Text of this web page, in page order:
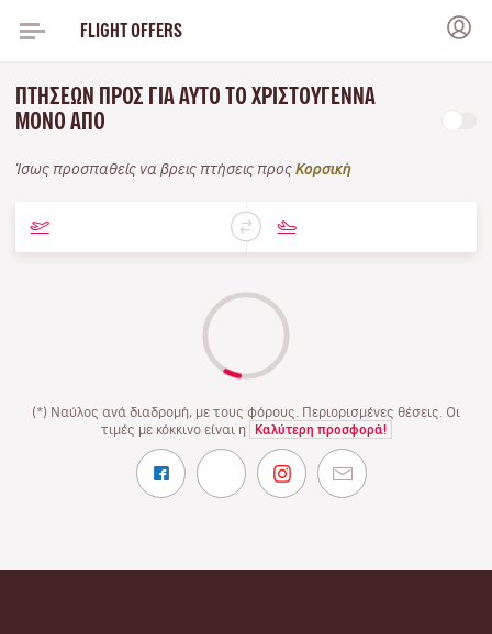
FLIGHT OFFERS
ΠΤΉΣΕΩΝ ΠΡΟΣ ΓΙΑ ΑΥΤΌ ΤΟ ΧΡΙΣΤΟΎΓΕΝΝΑ
ΜΌΝΟ ΑΠΌ
Ίσως προσπαθείς να βρεις πτήσεις προς Κορσική
(*) Ναύλος ανά διαδρομή, με τους φόρους. Περιορισμένες θέσεις. Οι
τιμές με κόκκινο είναι η
Καλύτερη προσφορά!